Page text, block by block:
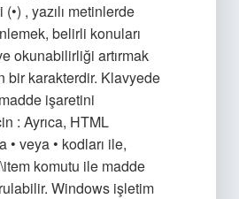
, yazılı metinlerde
belirli konuları
okunabilirliği artırmak
bir karakterdir. Klavyede
işaretini
: Ayrıca, HTML
• veya • kodları ile,
komutu ile madde
Windows işletim